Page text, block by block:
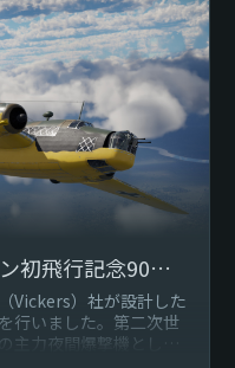
ビッカース ウェリントン初飛行記念90周年：ウェリントン Mk Icセール
Vickers）社が設計した
行いました。第二次世
主力夜間爆撃機とし